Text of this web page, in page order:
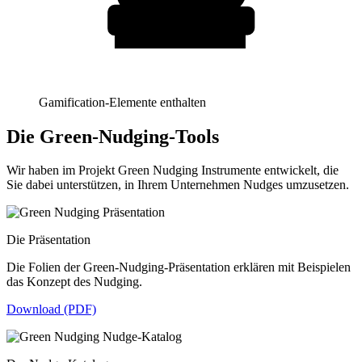
Gamification-Elemente enthalten
Die Green-Nudging-Tools
Wir haben im Projekt Green Nudging Instrumente entwickelt, die
Sie dabei unterstützen, in Ihrem Unternehmen Nudges umzusetzen.
Die Präsentation
Die Folien der Green-Nudging-Präsentation erklären mit Beispielen
das Konzept des Nudging.
Download (PDF)